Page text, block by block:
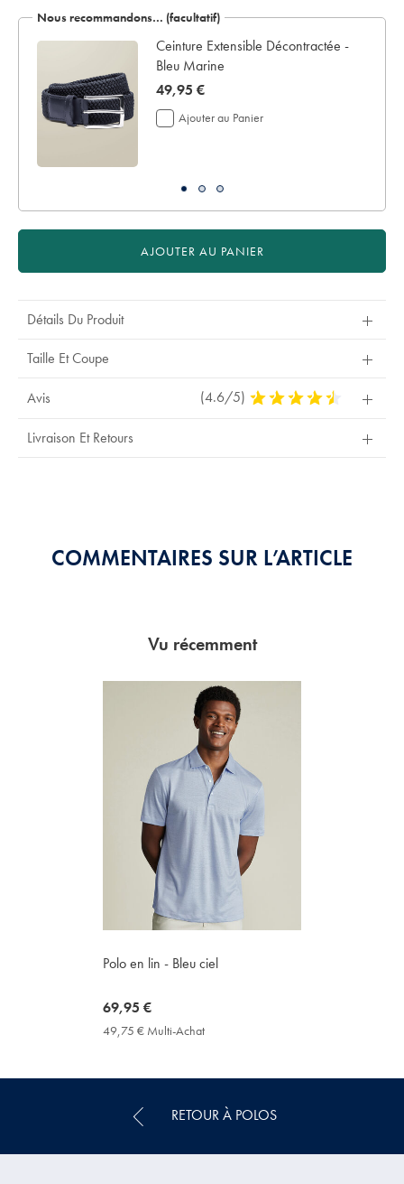
Nous recommandons… (facultatif)
Ceinture Extensible Décontractée -
Bleu Marine
now
49,95
€
49,95 €
Ajouter au Panier
AJOUTER AU PANIER
Détails Du Produit
Taille Et Coupe
Avis (4.6/5) 4,6
Livraison Et Retours
COMMENTAIRES SUR L’ARTICLE
Vu récemment
Polo en lin - Bleu ciel
now
69,95
69,95 €
49,75 € Multi-Achat
Achat
RETOUR À POLOS